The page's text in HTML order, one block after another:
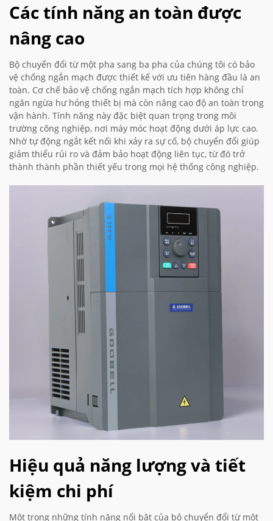
Các tính năng an toàn được
nâng cao
Bộ chuyển đổi từ một pha sang ba pha của chúng tôi có bảo
vệ chống ngắn mạch được thiết kế với ưu tiên hàng đầu là an
toàn. Cơ chế bảo vệ chống ngắn mạch tích hợp không chỉ
ngăn ngừa hư hỏng thiết bị mà còn nâng cao độ an toàn trong
vận hành. Tính năng này đặc biệt quan trọng trong môi
trường công nghiệp, nơi máy móc hoạt động dưới áp lực cao.
Nhờ tự động ngắt kết nối khi xảy ra sự cố, bộ chuyển đổi giúp
giảm thiểu rủi ro và đảm bảo hoạt động liên tục, từ đó trở
thành thành phần thiết yếu trong mọi hệ thống công nghiệp.
Hiệu quả năng lượng và tiết
kiệm chi phí
Một trong những tính năng nổi bật của bộ chuyển đổi từ một